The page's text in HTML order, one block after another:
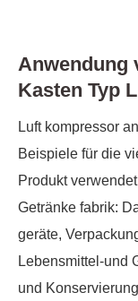
Anwendung
Kasten Typ
Luft kompressor
Beispiele für die
Produkt
Getränke fabrik:
geräte,
Lebensmittel-und
und